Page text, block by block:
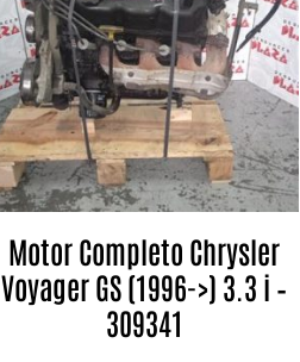
Motor Completo Chrysler
Voyager GS (1996->) 3.3 i –
309341